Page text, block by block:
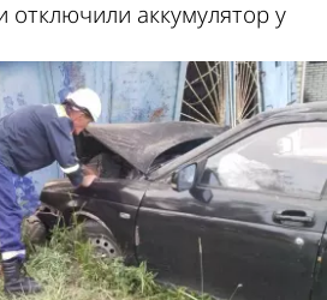
отключили аккумулятор у